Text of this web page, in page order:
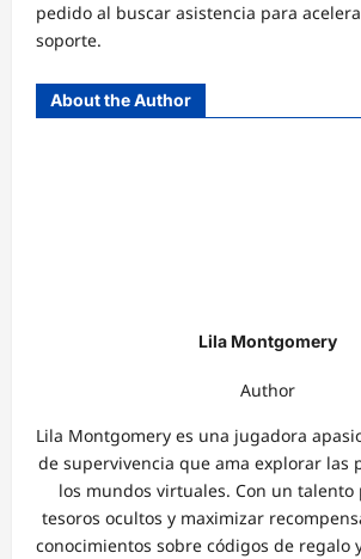
pedido al buscar asistencia para
soporte.
About the Author
Lila Montgomery
Author
Lila Montgomery es una jugadora
de supervivencia que ama explorar las
los mundos virtuales. Con un
tesoros ocultos y maximizar
conocimientos sobre códigos de regalo